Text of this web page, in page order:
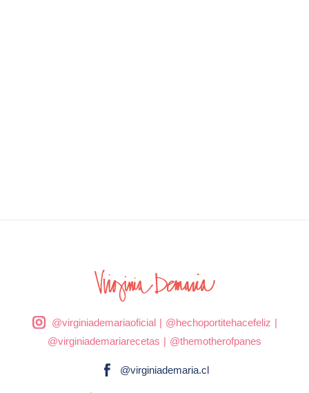
@virginiademariaoficial| @hechoportitehacefeliz |
@virginiademariarecetas | @themotherofpanes
@virginiademaria.cl